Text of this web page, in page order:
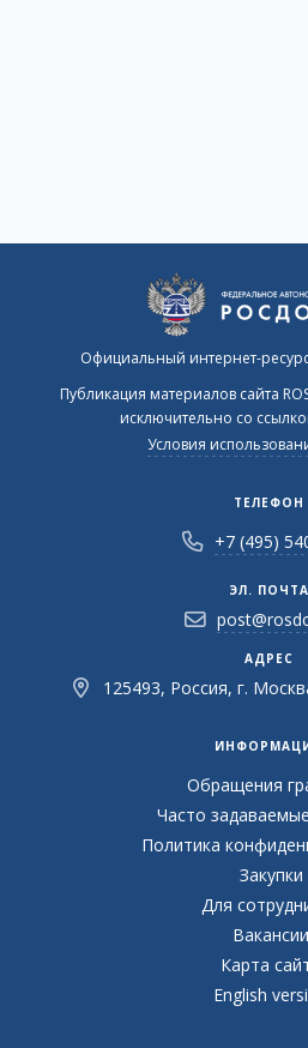
Официальный интернет-
Публикация материалов сайта
исключительно со
Условия
ТЕЛЕФОН
+7 (495)
ЭЛ. ПОЧТА
АДРЕС
125493, Россия, г.
Обращения
Часто
Политика
Закупки
Для
Вакансии
Карта
English